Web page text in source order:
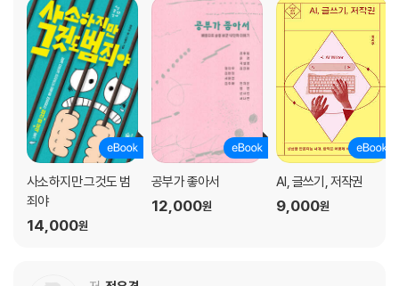
□《검정 고무신》과 《구름빵》을 둘러싼 저작권 분쟁
5. 저작재산권의 7가지 종류
복제권
공연권
전시권
공중송신권
배포권
대여권
2차저작물작성권
□한눈에 정리하는 저작권
사소하지만 그것도 범
죄야
14,000원
공부가 좋아서
12,000원
AI, 글쓰기, 저작권
9,000원